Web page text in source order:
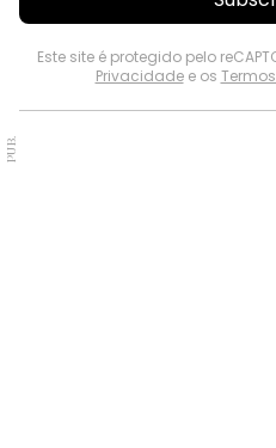
Este site é protegido pelo
Privacidadee os
PUB.